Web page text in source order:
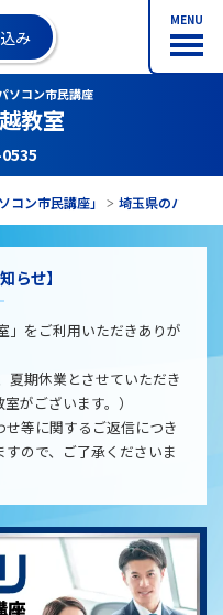
MENU
み
ソコン市民講座
教室
コン市民講座」 埼玉県のパソコ
らせ】
」をご利用いただきありが
夏期休業とさせていただき
がございます。）
等に関するご返信につき
ので、ご了承くださいま